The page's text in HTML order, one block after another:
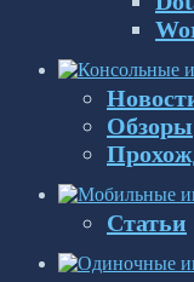
Обзоры
Статьи